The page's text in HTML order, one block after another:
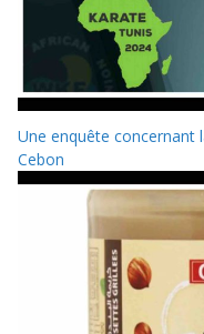
Une enquête concernant
Cebon